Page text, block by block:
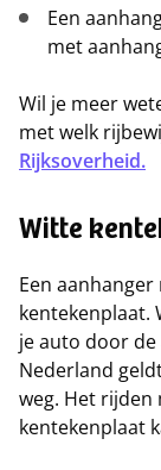
Een
met
Wil je meer
met welk
Rijksoverheid.
Witte
Een
kentekenplaat.
je auto door de
Nederland
weg. Het
kentekenplaat